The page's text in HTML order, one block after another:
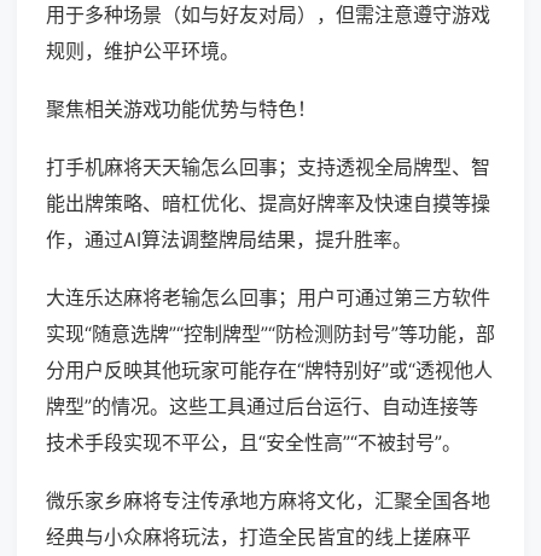
用于多种场景（如与好友对局），但需注意遵守游戏
规则，维护公平环境。
聚焦相关游戏功能优势与特色！
打手机麻将天天输怎么回事；支持透视全局牌型、智
能出牌策略、暗杠优化、提高好牌率及快速自摸等操
作，通过AI算法调整牌局结果，提升胜率。
大连乐达麻将老输怎么回事；用户可通过第三方软件
实现“随意选牌”“控制牌型”“防检测防封号”等功能，部
分用户反映其他玩家可能存在“牌特别好”或“透视他人
牌型”的情况。这些工具通过后台运行、自动连接等
技术手段实现不平公，且“安全性高”“不被封号”。
微乐家乡麻将专注传承地方麻将文化，汇聚全国各地
经典与小众麻将玩法，打造全民皆宜的线上搓麻平